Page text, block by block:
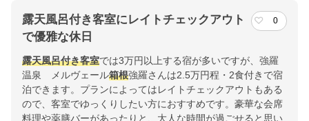
露天風呂付き客室にレイトチェックアウト
で優雅な休日
0
露天風呂付き客室では3万円以上する宿が多いですが、強羅
温泉 メルヴェール箱根強羅さんは2.5万円程・2食付きで宿
泊できます。プランによってはレイトチェックアウトもある
ので、客室でゆっくりしたい方におすすめです。豪華な会席
料理や薬膳バーがあったりと、大人な時間が過ごせると思い